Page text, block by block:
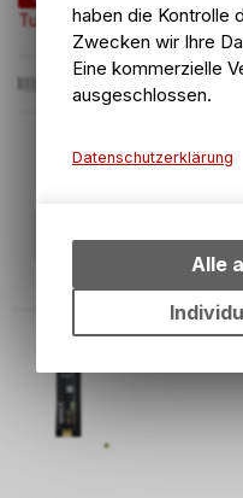
Turbo Ice Gel | 1 Stück
8714411002844
haben die Kontrolle
Zwecken wir Ihre
Eine kommerzielle
ausgeschlossen.
Datenschutzerklärung
um
zu
Alle